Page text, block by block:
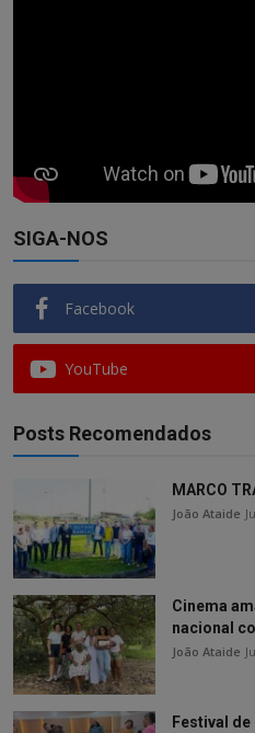
SIGA-NOS
Facebook
YouTube
Posts Recomendados
MARCO
João Ataide
Cinema
nacional
João Ataide
Festival